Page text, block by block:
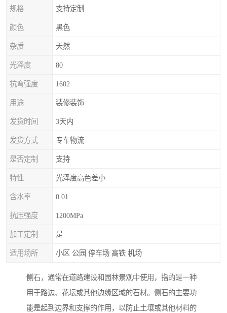
规格 支持定制
颜色 黑色
杂质 天然
光泽度 80
抗弯强度 1602
用途 装修装饰
发货时间 3天内
发货方式 专车物流
是否定制 支持
特性 光泽度高色差小
含水率 0.01
抗压强度 1200MPa
加工定制 是
适用场所 小区 公园 停车场 高铁 机场
侧石，通常在道路建设和园林景观中使用，指的是一种
用于路边、花坛或其他边缘区域的石材。侧石的主要功
能是起到边界和支撑的作用，以防止土壤或其他材料的